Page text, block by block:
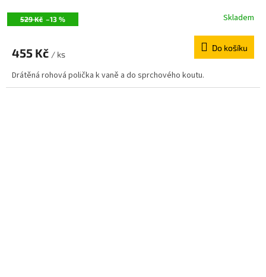
529 Kč –13 % Skladem
455 Kč / ks
Do košíku
Drátěná rohová polička k vaně a do sprchového koutu.